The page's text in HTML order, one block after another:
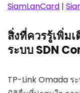
SiamLanCard |
สิ่งที่ควรรู้เพิ่ม
ระบบ SDN
TP-Link Omada ร